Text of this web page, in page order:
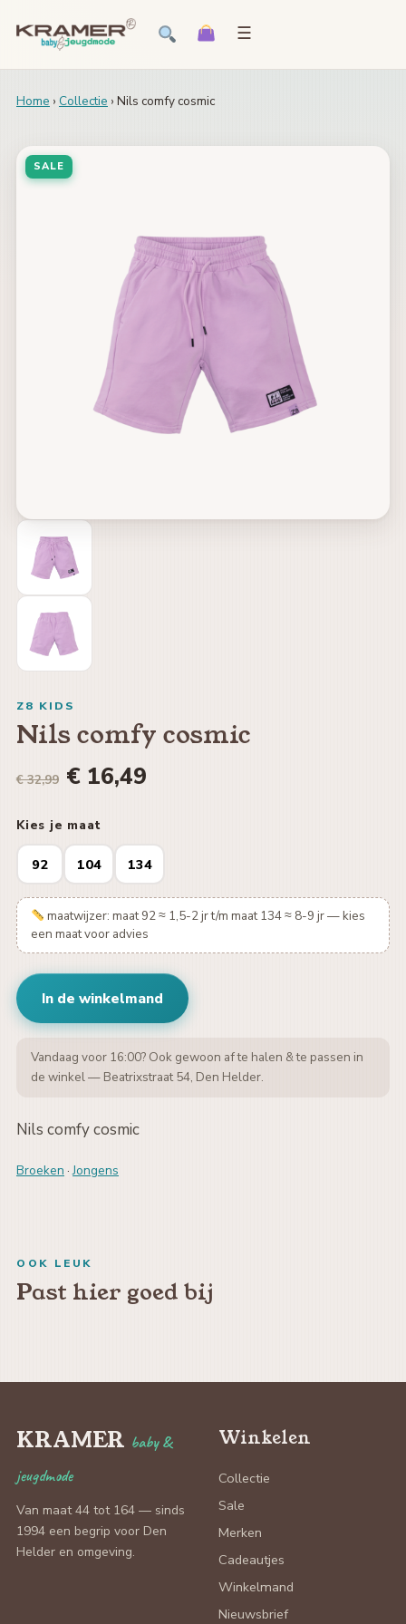
☰
Home › Collectie › Nils comfy cosmic
SALE
Z8 KIDS
Nils comfy cosmic
€ 32,99 € 16,49
Kies je maat
92 104 134
maatwijzer: maat 92 ≈ 1,5-2 jr t/m maat 134 ≈ 8-9 jr — kies
een maat voor advies
In de winkelmand
Vandaag voor 16:00? Ook gewoon af te halen & te passen in
de winkel — Beatrixstraat 54, Den Helder.
Nils comfy cosmic
Broeken ·Jongens
OOK LEUK
Past hier goed bij
KRAMER baby &
jeugdmode
Van maat 44 tot 164 — sinds
1994 een begrip voor Den
Helder en omgeving.
Winkelen
Collectie
Sale
Merken
Cadeautjes
Winkelmand
Nieuwsbrief